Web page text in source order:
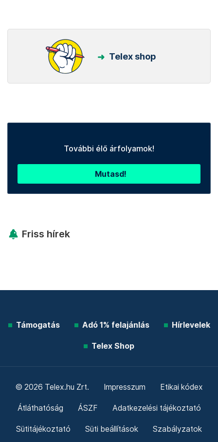
Telex shop
További élő árfolyamok!
Mutasd!
Friss hírek
Támogatás Adó 1% felajánlás Hírlevelek
Telex Shop
© 2026 Telex.hu Zrt. Impresszum Etikai kódex
Átláthatóság ÁSZF Adatkezelési tájékoztató
Sütitájékoztató Süti beállítások Szabályzatok